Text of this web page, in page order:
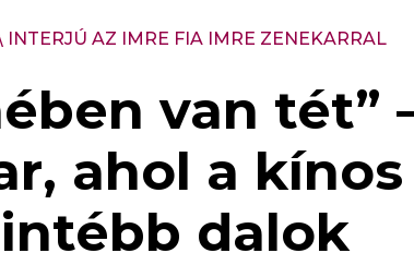
INTERJÚ AZ IMRE FIA IMRE ZENEKARRAL
van tét”
ahol a
dalok